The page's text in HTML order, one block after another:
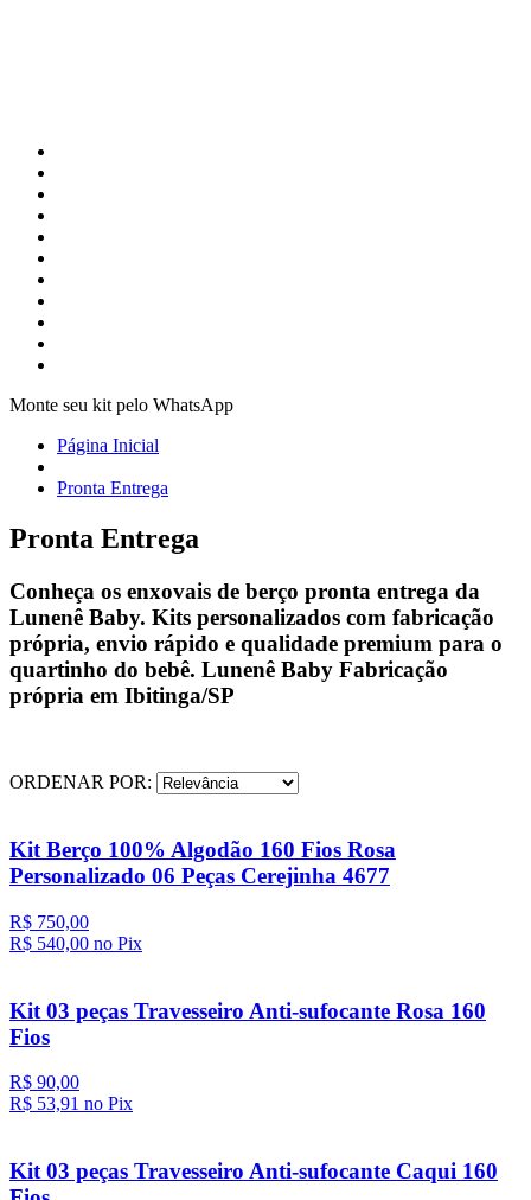
Monte seu kit pelo WhatsApp
Página Inicial
Pronta Entrega
Pronta Entrega
Conheça os enxovais de berço pronta entrega da
Lunenê Baby. Kits personalizados com fabricação
própria, envio rápido e qualidade premium para o
quartinho do bebê. Lunenê Baby Fabricação
própria em Ibitinga/SP
ORDENAR POR:
Kit Berço 100% Algodão 160 Fios Rosa
Personalizado 06 Peças Cerejinha 4677
R$ 750,00
R$ 540,00 no Pix
Kit 03 peças Travesseiro Anti-sufocante Rosa 160
Fios
R$ 90,00
R$ 53,91 no Pix
Kit 03 peças Travesseiro Anti-sufocante Caqui 160